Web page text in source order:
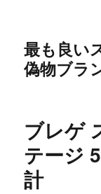
最も良い
偽物ブラ
ブレゲ
テージ
計